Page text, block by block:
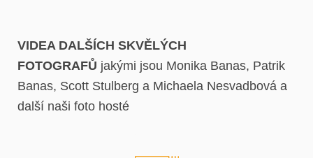
VIDEA DALŠÍCH SKVĚLÝCH
FOTOGRAFŮ jakými jsou Monika Banas, Patrik
Banas, Scott Stulberg a Michaela Nesvadbová a
další naši foto hosté